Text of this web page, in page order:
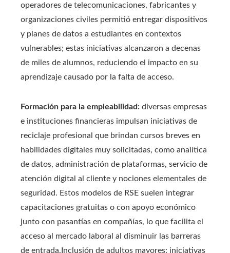
operadores de telecomunicaciones, fabricantes y
organizaciones civiles permitió entregar dispositivos
y planes de datos a estudiantes en contextos
vulnerables; estas iniciativas alcanzaron a decenas
de miles de alumnos, reduciendo el impacto en su
aprendizaje causado por la falta de acceso.
Formación para la empleabilidad: diversas empresas
e instituciones financieras impulsan iniciativas de
reciclaje profesional que brindan cursos breves en
habilidades digitales muy solicitadas, como analítica
de datos, administración de plataformas, servicio de
atención digital al cliente y nociones elementales de
seguridad. Estos modelos de RSE suelen integrar
capacitaciones gratuitas o con apoyo económico
junto con pasantías en compañías, lo que facilita el
acceso al mercado laboral al disminuir las barreras
de entrada.Inclusión de adultos mayores: iniciativas